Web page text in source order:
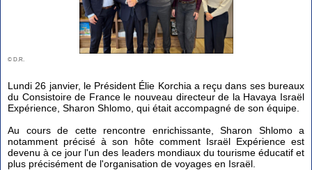
© D.R.
Lundi 26 janvier, le Président Élie Korchia a reçu dans ses bureaux
du Consistoire de France le nouveau directeur de la Havaya Israël
Expérience, Sharon Shlomo, qui était accompagné de son équipe.
Au cours de cette rencontre enrichissante, Sharon Shlomo a
notamment précisé à son hôte comment Israël Expérience est
devenu à ce jour l'un des leaders mondiaux du tourisme éducatif et
plus précisément de l'organisation de voyages en Israël.